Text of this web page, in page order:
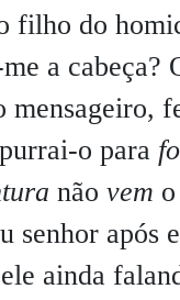
filho do
a cabeça?
mensageiro,
o para
não vem
senhor após
ainda